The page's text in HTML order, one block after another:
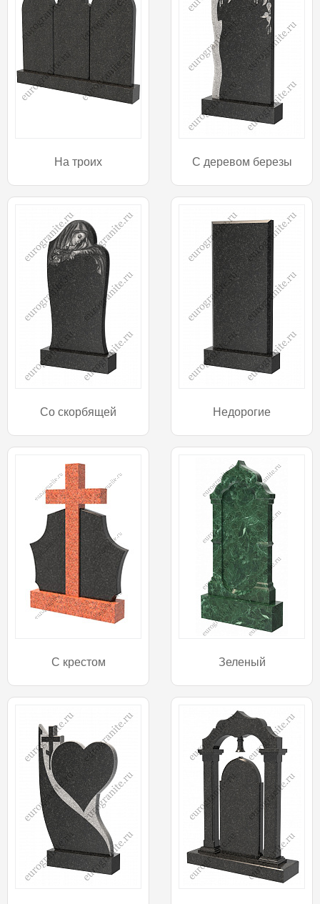
На троих С деревом березы
Со скорбящей Недорогие
С крестом Зеленый